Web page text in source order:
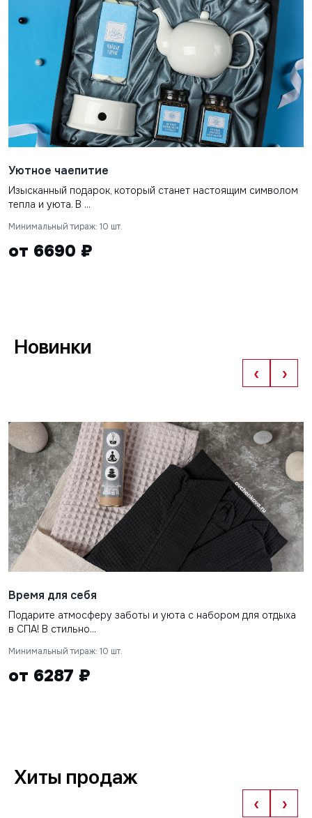
Уютное чаепитие
Изысканный подарок, который станет настоящим символом
тепла и уюта. В ...
Минимальный тираж: 10 шт.
от 6690 ₽
Новинки
‹ ›
Время для себя
Подарите атмосферу заботы и уюта с набором для отдыха
в СПА! В стильно...
Минимальный тираж: 10 шт.
от 6287 ₽
Хиты продаж
‹ ›